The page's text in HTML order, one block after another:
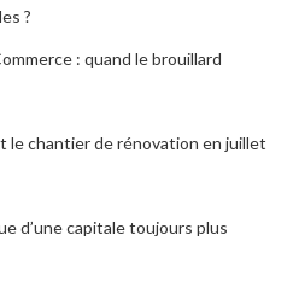
?
: quand le brouillard
le chantier de rénovation en juillet
d’une capitale toujours plus